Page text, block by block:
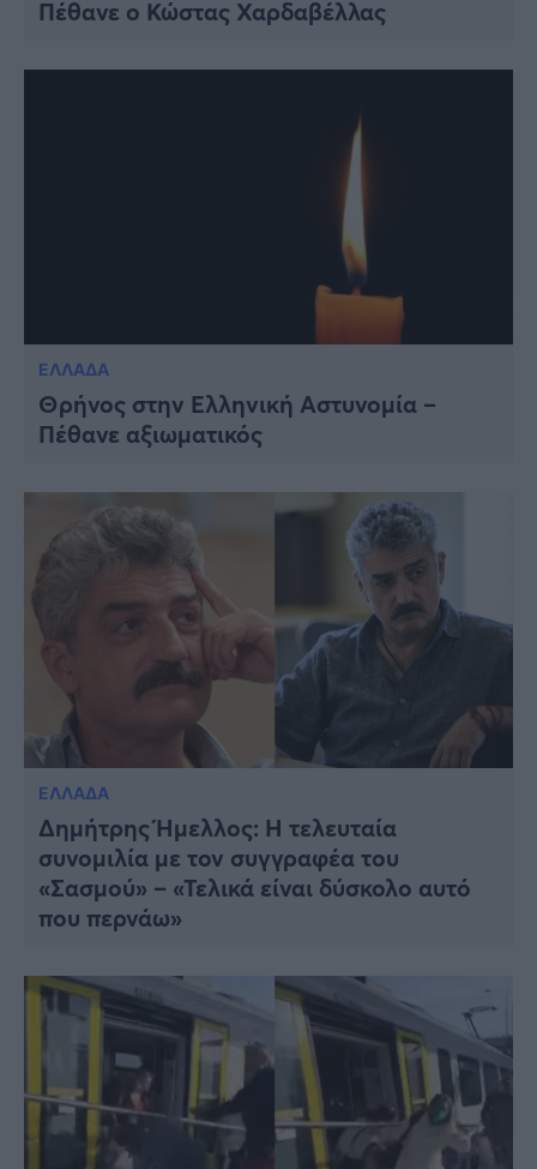
Πέθανε ο Κώστας Χαρδαβέλλας
ΕΛΛΑΔΑ
Θρήνος στην Ελληνική Αστυνομία –
Πέθανε αξιωματικός
ΕΛΛΑΔΑ
Δημήτρης Ήμελλος: H τελευταία
συνομιλία με τον συγγραφέα του
«Σασμού» – «Τελικά είναι δύσκολο αυτό
που περνάω»